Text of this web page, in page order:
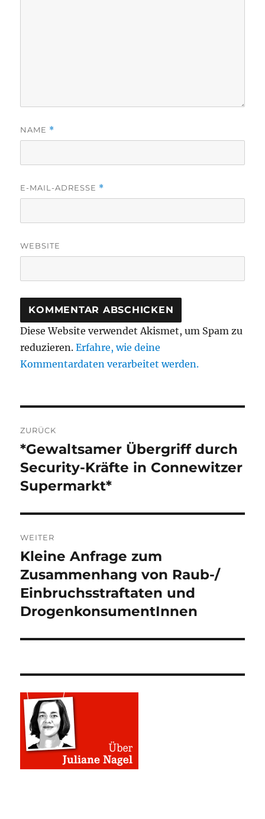
NAME *
E-MAIL-ADRESSE *
WEBSITE
Diese Website verwendet Akismet, um Spam zu
reduzieren.Erfahre, wie deine
Kommentardaten verarbeitet werden.
ZURÜCK
Vorheriger
Beitrag:
*Gewaltsamer Übergriff durch
Security-Kräfte in Connewitzer
Supermarkt*
WEITER
Nächster
Beitrag:
Kleine Anfrage zum
Zusammenhang von Raub-/
Einbruchsstraftaten und
DrogenkonsumentInnen